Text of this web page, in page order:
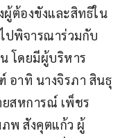
ผู้ต้องขังและสิทธิใน
ปพิจารณาร่วมกับ
โดยมีผู้บริหาร
อาทิ นางจิรภา สินธุ
ยสหการณ์ เพ็ชร
พ สังคุตแก้ว ผู้